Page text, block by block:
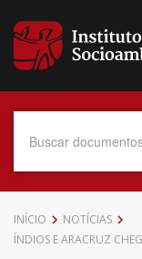
para
conteúdo
Data do Documento
INÍCIO
NOTÍCIAS
ÍNDIOS E ARACRUZ